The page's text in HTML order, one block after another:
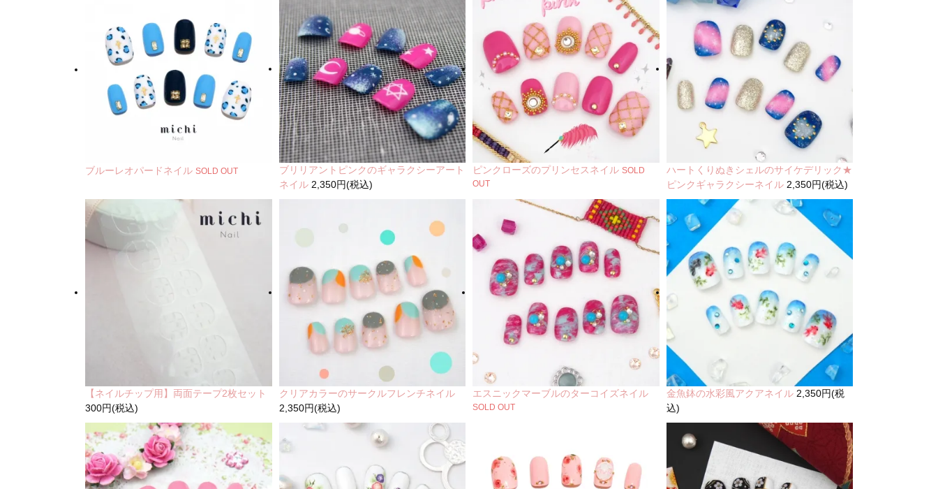
ブルーレオパードネイル SOLD OUT
ブリリアントピンクのギャラクシーアート
ネイル 2,350円(税込)
ピンクローズのプリンセスネイル SOLD
OUT
ハートくりぬきシェルのサイケデリック★
ピンクギャラクシーネイル 2,350円(税込)
【ネイルチップ用】両面テープ2枚セット
300円(税込)
クリアカラーのサークルフレンチネイル
2,350円(税込)
エスニックマーブルのターコイズネイル
SOLD OUT
金魚鉢の水彩風アクアネイル 2,350円(税
込)